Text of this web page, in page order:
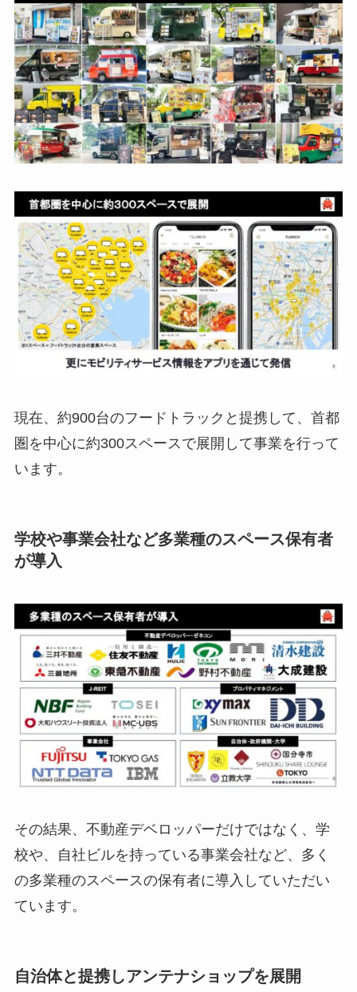
現在、約900台のフードトラックと提携して、首都
圏を中心に約300スペースで展開して事業を行って
います。
学校や事業会社など多業種のスペース保有者
が導入
その結果、不動産デベロッパーだけではなく、学
校や、自社ビルを持っている事業会社など、多く
の多業種のスペースの保有者に導入していただい
ています。
自治体と提携しアンテナショップを展開